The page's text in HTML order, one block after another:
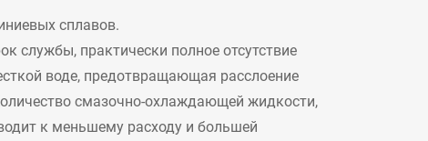
сплавов.
службы, практически полное отсутствие
воде, предотвращающая расслоение
смазочно-охлаждающей жидкости,
к меньшему расходу и большей